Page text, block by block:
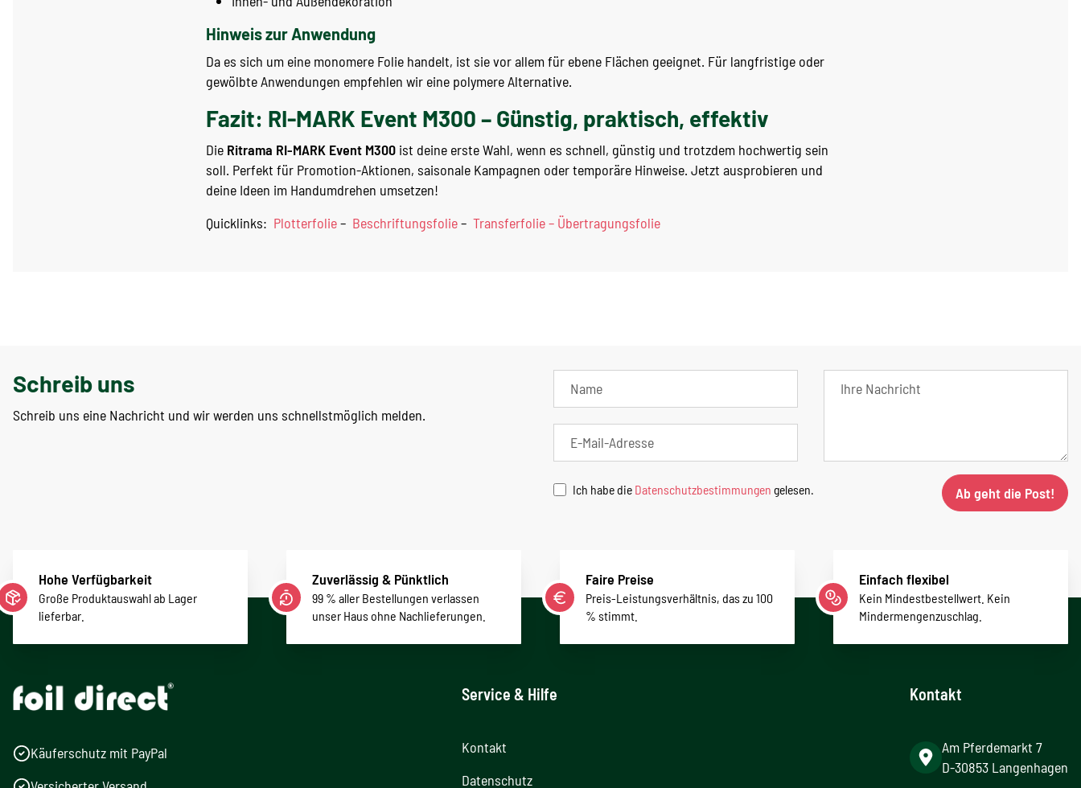
Hinweis zur Anwendung
Da es sich um eine monomere Folie handelt, ist sie vor allem für ebene Flächen geeignet. Für langfristige oder
gewölbte Anwendungen empfehlen wir eine polymere Alternative.
Fazit: RI-MARK Event M300 – Günstig, praktisch, effektiv
Die Ritrama RI-MARK Event M300 ist deine erste Wahl, wenn es schnell, günstig und trotzdem hochwertig sein
soll. Perfekt für Promotion-Aktionen, saisonale Kampagnen oder temporäre Hinweise. Jetzt ausprobieren und
deine Ideen im Handumdrehen umsetzen!
Quicklinks: Plotterfolie– Beschriftungsfolie– Transferfolie – Übertragungsfolie
Schreib uns
Schreib uns eine Nachricht und wir werden uns schnellstmöglich melden.
Ich habe die Datenschutzbestimmungen gelesen. Ab geht die Post!
Hohe Verfügbarkeit
Große Produktauswahl ab Lager
lieferbar.
Zuverlässig & Pünktlich
99 % aller Bestellungen verlassen
unser Haus ohne Nachlieferungen.
Faire Preise
Preis-Leistungsverhältnis, das zu 100
% stimmt.
Einfach flexibel
Kein Mindestbestellwert. Kein
Mindermengenzuschlag.
Käuferschutz mit PayPal
Service & Hilfe
Kontakt
Datenschutz
Kontakt
Am Pferdemarkt 7
D-30853 Langenhagen